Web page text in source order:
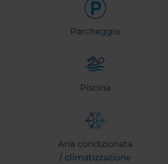
Parcheggio
Piscina
Aria condizionata
/ climatizzazione